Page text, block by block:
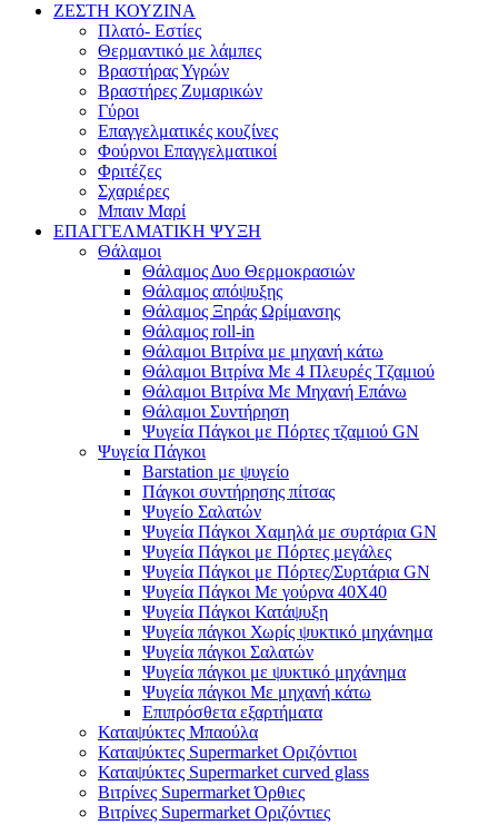
ΖΕΣΤΗ ΚΟΥΖΙΝΑ
Πλατό- Εστίες
Θερμαντικό με λάμπες
Βραστήρας Υγρών
Βραστήρες Ζυμαρικών
Γύροι
Επαγγελματικές κουζίνες
Φούρνοι Επαγγελματικοί
Φριτέζες
Σχαριέρες
Μπαιν Μαρί
ΕΠΑΓΓΕΛΜΑΤΙΚΗ ΨΥΞΗ
Θάλαμοι
Θάλαμος Δυο Θερμοκρασιών
Θάλαμος απόψυξης
Θάλαμος Ξηράς Ωρίμανσης
Θάλαμος roll-in
Θάλαμοι Βιτρίνα με μηχανή κάτω
Θάλαμοι Βιτρίνα Με 4 Πλευρές Τζαμιού
Θάλαμοι Βιτρίνα Με Μηχανή Επάνω
Θάλαμοι Συντήρηση
Ψυγεία Πάγκοι με Πόρτες τζαμιού GN
Ψυγεία Πάγκοι
Barstation με ψυγείο
Πάγκοι συντήρησης πίτσας
Ψυγείο Σαλατών
Ψυγεία Πάγκοι Χαμηλά με συρτάρια GN
Ψυγεία Πάγκοι με Πόρτες μεγάλες
Ψυγεία Πάγκοι με Πόρτες/Συρτάρια GN
Ψυγεία Πάγκοι Με γούρνα 40Χ40
Ψυγεία Πάγκοι Κατάψυξη
Ψυγεία πάγκοι Χωρίς ψυκτικό μηχάνημα
Ψυγεία πάγκοι Σαλατών
Ψυγεία πάγκοι με ψυκτικό μηχάνημα
Ψυγεία πάγκοι Με μηχανή κάτω
Επιπρόσθετα εξαρτήματα
Καταψύκτες Μπαούλα
Καταψύκτες Supermarket Οριζόντιοι
Καταψύκτες Supermarket curved glass
Βιτρίνες Supermarket Όρθιες
Βιτρίνες Supermarket Οριζόντιες